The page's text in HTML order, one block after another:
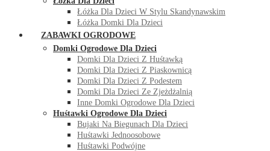
Łóżka Dla Dzieci W Stylu Skandynawskim
Łóżka Domki Dla Dzieci
ZABAWKI OGRODOWE
Domki Ogrodowe Dla Dzieci
Domki Dla Dzieci Z Huśtawką
Domki Dla Dzieci Z Piaskownicą
Domki Dla Dzieci Z Podestem
Domki Dla Dzieci Ze Zjeżdżalnią
Inne Domki Ogrodowe Dla Dzieci
Huśtawki Ogrodowe Dla Dzieci
Bujaki Na Biegunach Dla Dzieci
Huśtawki Jednoosobowe
Huśtawki Podwójne